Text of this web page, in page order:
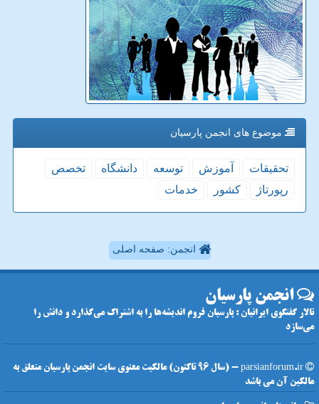
موضوع های انجمن پارسیان
تحقیقات آموزش توسعه دانشگاه
تخصص
رپورتاژ
كشور خدمات
انجمن: صفحه اصلی
انجمن پارسیان
تالار گفتگوی ایرانیان : پارسیان فروم اندیشه‌ها را به اشتراک می‌گذارد و دانش را
می‌سازد
parsianforum.ir - (سال 96 تاکنون) مالکیت معنوی سایت انجمن پارسیان متعلق به
مالکین آن می باشد